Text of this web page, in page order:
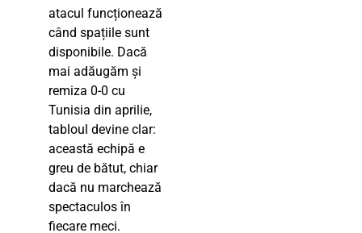
atacul funcționează
când spațiile sunt
disponibile. Dacă
mai adăugăm și
remiza 0-0 cu
Tunisia din aprilie,
tabloul devine clar:
această echipă e
greu de bătut, chiar
dacă nu marchează
spectaculos în
fiecare meci.